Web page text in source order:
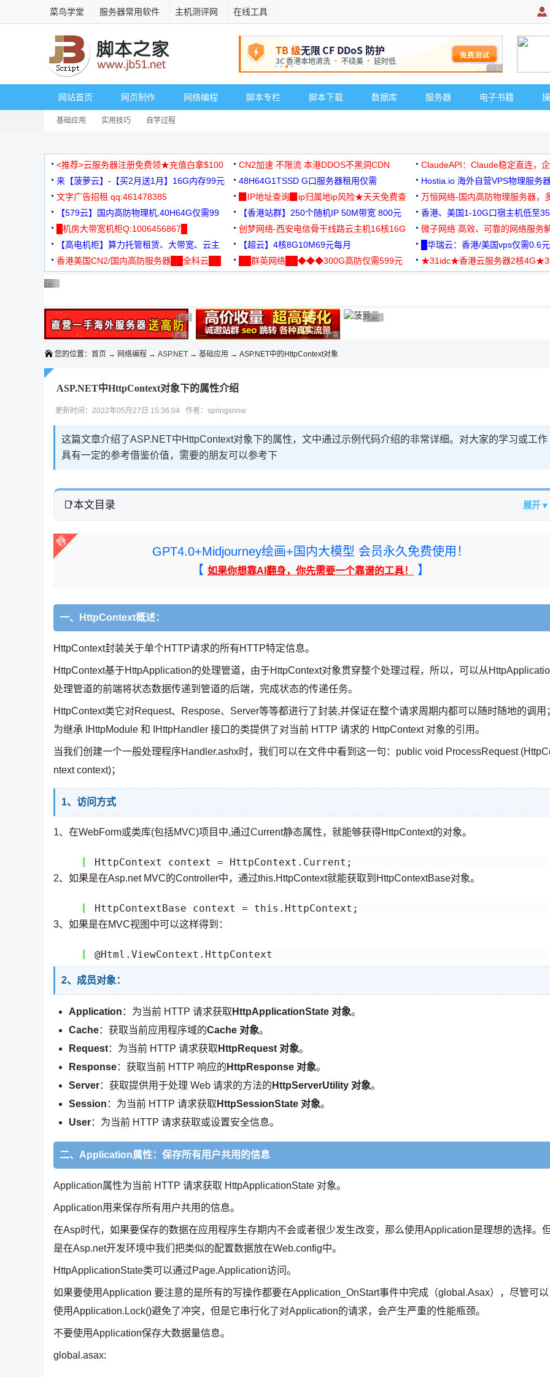
菜鸟学堂 服务器常用软件 主机测评网 在线工具
广告 商业广告，理
网站首页 网页制作 网络编程 脚本专栏 脚本下载 数据库 服务器 电子书籍
基础应用 实用技巧 自学过程
<推荐>云服务器注册免费领★充值白拿$100 CN2加速 不限流 本港DDOS不黑洞CDN
ClaudeAPI：Claude稳定直连，
来【菠萝云】-【买2月送1月】16G内存99元
48H64G1TSSD G口服务器租用仅需
3000+可免费测试
Hostia.io 海外自营VPS物理服务
文字广告招租 qq:461478385
▉IP地址查询▉ip归属地ip风险★天天免费查
万恒网络-国内高防物理服务器，
99元/月起
【579云】国内高防物理机,40H64G仅需99
元
【香港站群】250个随机IP 50M带宽 800元
香港、美国1-10G口宿主机低至
█机房大带宽机柜Q:1006456867█
创梦网络-西安电信骨干线路云主机16核16G
88元/月
微子网络 高效、可靠的网络服务
【高电机柜】算力托管租赁、大带宽、云主
机
【超云】4核8G10M69元每月
█华瑞云：香港/美国vps仅需0.6
香港美国CN2/国内高防服务器██全科云██
██群英网络██◆◆◆300G高防仅需599元
★31idc★香港云服务器2核
广告 商业广告，理性选择
广告 商业广告，理性选择
广告 商业广告，理性选择
广告 商业广告，理性选择
广告 商业广告，理性选择
广告 商业广告，理性选择
广告 商业广告，理性选择
广告 商业广告，理性选择
广告 商业广告，理性选择
广告 商业广告，理性选择
您的位置： 首页 → 网络编程 → ASP.NET → 基础应用 → ASP.NET中的HttpContext对象
ASP.NET中HttpContext对象下的属性介绍
更新时间：2022年05月27日 15:36:04 作者：springsnow
这篇文章介绍了ASP.NET中HttpContext对象下的属性，文中通过示例代码介绍的非常详细。对大家的学习或工作
具有一定的参考借鉴价值，需要的朋友可以参考下
本文目录 展开 ▾
GPT4.0+Midjourney绘画+国内大模型 会员永久免费使用！
【 如果你想靠AI翻身，你先需要一个靠谱的工具！ 】
一、HttpContext概述：
HttpContext封装关于单个HTTP请求的所有HTTP特定信息。
HttpContext基于HttpApplication的处理管道，由于HttpContext对象贯穿整个处理过程，所以，可以从
处理管道的前端将状态数据传递到管道的后端，完成状态的传递任务。
HttpContext类它对Request、Respose、Server等等都进行了封装,并保证在整个请求周期内都可以随时随地的调用
为继承 IHttpModule 和 IHttpHandler 接口的类提供了对当前 HTTP 请求的 HttpContext 对象的引用。
当我们创建一个一般处理程序Handler.ashx时，我们可以在文件中看到这一句：public void ProcessRequest
ntext context)；
1、访问方式
1、在WebForm或类库(包括MVC)项目中,通过Current静态属性，就能够获得HttpContext的对象。
HttpContext context = HttpContext.Current;
2、如果是在Asp.net MVC的Controller中，通过this.HttpContext就能获取到HttpContextBase对象。
HttpContextBase context = this.HttpContext;
3、如果是在MVC视图中可以这样得到：
@Html.ViewContext.HttpContext
2、成员对象：
Application ：为当前 HTTP 请求获取 HttpApplicationState 对象。
Cache：获取当前应用程序域的Cache 对象。
Request：为当前 HTTP 请求获取 HttpRequest 对象。
Response：获取当前 HTTP 响应的 HttpResponse 对象。
Server：获取提供用于处理 Web 请求的方法的 HttpServerUtility 对象。
Session ：为当前 HTTP 请求获取 HttpSessionState 对象。
User：为当前 HTTP 请求获取或设置安全信息。
二、Application属性：保存所有用户共用的信息
Application属性为当前 HTTP 请求获取 HttpApplicationState 对象。
Application用来保存所有用户共用的信息。
在Asp时代，如果要保存的数据在应用程序生存期内不会或者很少发生改变，那么使用Application是理想的选择。
是在Asp.net开发环境中我们把类似的配置数据放在Web.config中。
HttpApplicationState类可以通过Page.Application访问。
如果要使用Application 要注意的是所有的写操作都要在Application_OnStart事件中完成（global.Asax），尽管可以
使用Application.Lock()避免了冲突，但是它串行化了对Application的请求，会产生严重的性能瓶颈。
不要使用Application保存大数据量信息。
global.asax: